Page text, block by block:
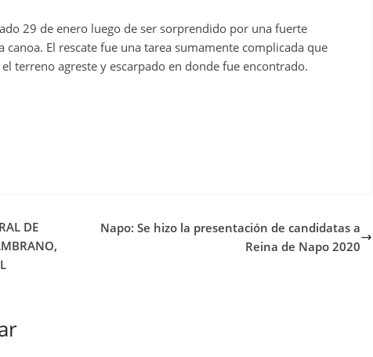
29 de enero luego de ser sorprendido por una fuerte
El rescate fue una tarea sumamente complicada que
terreno agreste y escarpado en donde fue encontrado.
DE
Napo: Se hizo la presentación de candidatas a
Reina de Napo 2020